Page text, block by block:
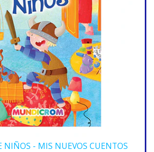
NIÑOS - MIS NUEVOS CUENTOS